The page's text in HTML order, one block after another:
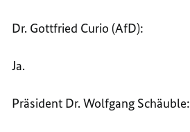
Dr. Gottfried Curio (AfD):
Ja.
Präsident Dr. Wolfgang Schäuble: